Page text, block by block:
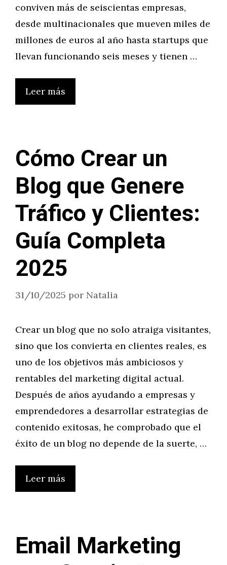
conviven más de seiscientas empresas,
desde multinacionales que mueven miles de
millones de euros al año hasta startups que
llevan funcionando seis meses y tienen …
Leer más
Cómo Crear un
Blog que Genere
Tráfico y Clientes:
Guía Completa
2025
31/10/2025 por Natalia
Crear un blog que no solo atraiga visitantes,
sino que los convierta en clientes reales, es
uno de los objetivos más ambiciosos y
rentables del marketing digital actual.
Después de años ayudando a empresas y
emprendedores a desarrollar estrategias de
contenido exitosas, he comprobado que el
éxito de un blog no depende de la suerte, …
Leer más
Email Marketing